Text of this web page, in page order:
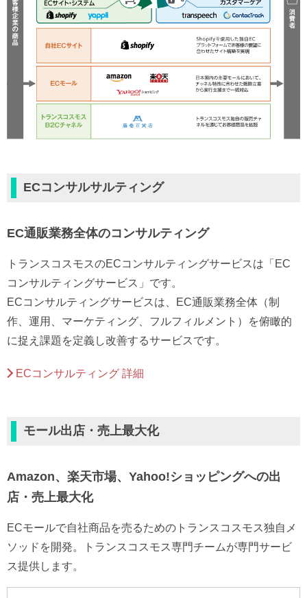
ECコンサルサルティング
EC通販業務全体のコンサルティング
トランスコスモスのECコンサルティングサービスは「EC
コンサルティングサービス」です。
ECコンサルティングサービスは、EC通販業務全体（制
作、運用、マーケティング、フルフィルメント）を俯瞰的
に捉え課題を定義し改善するサービスです。
ECコンサルティング 詳細
モール出店・売上最大化
Amazon、楽天市場、Yahoo!ショッピングへの出
店・売上最大化
ECモールで自社商品を売るためのトランスコスモス独自メ
ソッドを開発。トランスコスモス専門チームが専門サービ
ス提供します。